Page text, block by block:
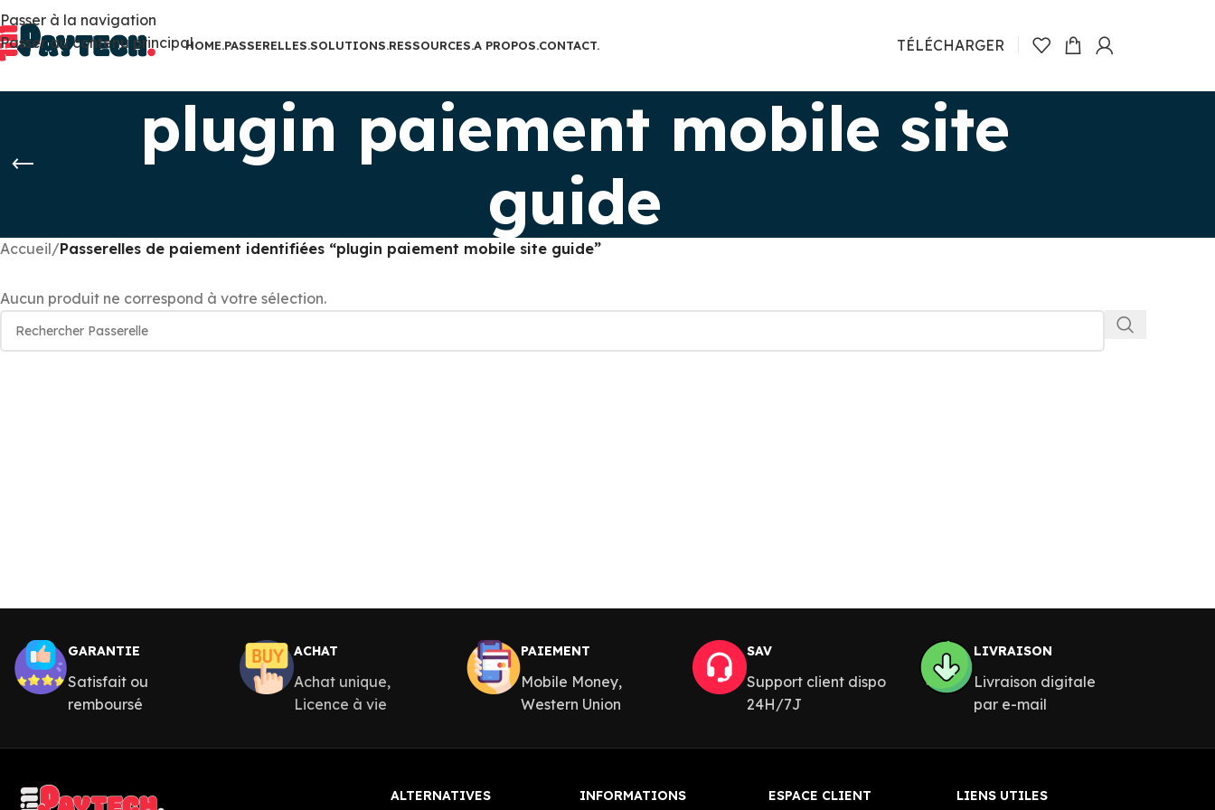
Passer à la navigation
Passer au contenu principalHOME.PASSERELLES.SOLUTIONS.RESSOURCES.A PROPOS.CONTACT. TÉLÉCHARGER
plugin paiement mobile site
guide
Accueil/Passerelles de paiement identifiées “plugin paiement mobile site guide”
Aucun produit ne correspond à votre sélection.
GARANTIE
Satisfait ou
remboursé
ACHAT
Achat unique,
Licence à vie
PAIEMENT
Mobile Money,
Western Union
SAV
Support client dispo
24H/7J
LIVRAISON
Livraison digitale
par e-mail
ALTERNATIVES INFORMATIONS ESPACE CLIENT LIENS UTILES